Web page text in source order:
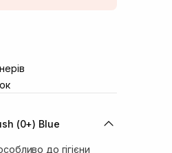
В наявності
Немає в наявності!
(0+) Blue
до гігієни